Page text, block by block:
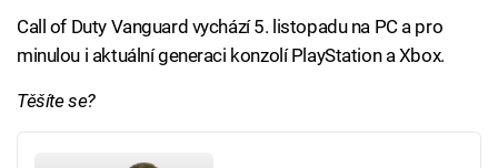
Call of Duty Vanguard vychází 5. listopadu na PC a pro
minulou i aktuální generaci konzolí PlayStation a Xbox.
Těšíte se?